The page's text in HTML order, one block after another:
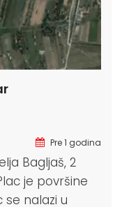
Pre 1 godina
Bagljaš, 2
je površine
se nalazi u